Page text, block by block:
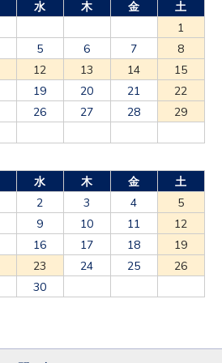
水 木 金
土
1
5 6 7
8
12 13 14
15
19 20 21
22
26 27 28
29
水 木 金
土
2 3 4
5
9 10 11
12
16 17 18
19
23 24 25
26
30